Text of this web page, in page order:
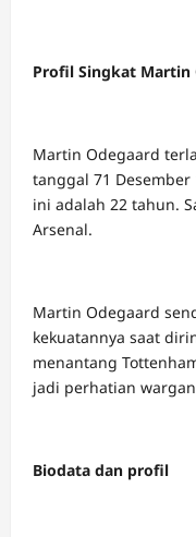
Profil Singkat Martin
Martin Odegaard
tanggal 71
ini adalah 22 tahun.
Arsenal.
Martin Odegaard
kekuatannya saat
menantang
jadi perhatian
Biodata dan profil